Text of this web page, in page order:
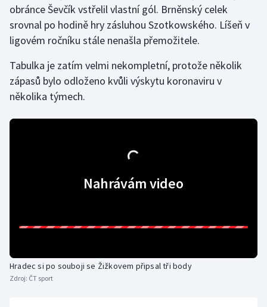
Parasport
Plážový volejbal
Sportovní střelba
Stolní tenis
Triatlon
obránce Ševčík vstřelil vlastní gól. Brněnský celek
srovnal po hodině hry zásluhou Szotkowského. Líšeň v
ligovém ročníku stále nenašla přemožitele.
Tabulka je zatím velmi nekompletní, protože několik
zápasů bylo odloženo kvůli výskytu koronaviru v
několika týmech.
Nahrávám video
Hradec si po souboji se Žižkovem připsal tři body
Zdroj: ČT sport